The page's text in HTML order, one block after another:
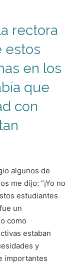
rectora
estos
en los
que
con
algunos de
me dijo: “¡Yo no
estudiantes
un
como
estaban
y
importantes